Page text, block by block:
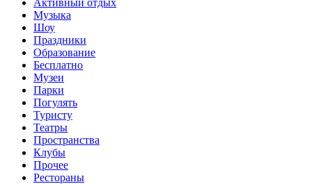
Музыка
Шоу
Праздники
Образование
Бесплатно
Музеи
Парки
Погулять
Туристу
Театры
Пространства
Клубы
Прочее
Рестораны